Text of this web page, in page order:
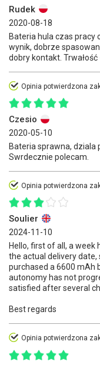
Rudek
2020-08-18
Bateria hula czas pracy
wynik, dobrze
dobry kontakt. Trwałość
Opinia potwierdzona
Czesio
2020-05-10
Bateria sprawna, dziala
Swrdecznie polecam.
Opinia potwierdzona
Soulier
2024-11-10
Hello, first of all, a
the actual delivery date,
purchased a 6600 mAh
autonomy has not
satisfied after several
Best regards
Opinia potwierdzona